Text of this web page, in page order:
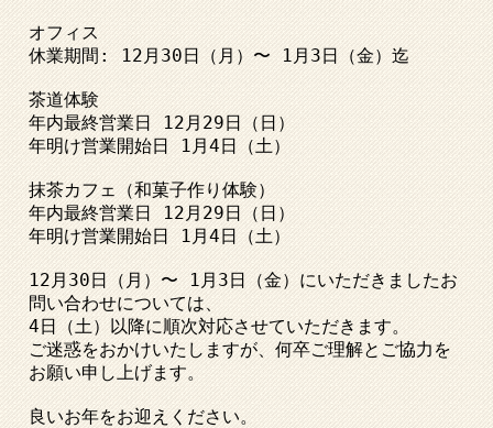
オフィス
休業期間: 12月30日（月）〜 1月3日（金）迄
茶道体験
年内最終営業日 12月29日（日）
年明け営業開始日 1月4日（土）
抹茶カフェ（和菓子作り体験）
年内最終営業日 12月29日（日）
年明け営業開始日 1月4日（土）
12月30日（月）〜 1月3日（金）にいただきましたお
問い合わせについては、
4日（土）以降に順次対応させていただきます。
ご迷惑をおかけいたしますが、何卒ご理解とご協力を
お願い申し上げます。
良いお年をお迎えください。